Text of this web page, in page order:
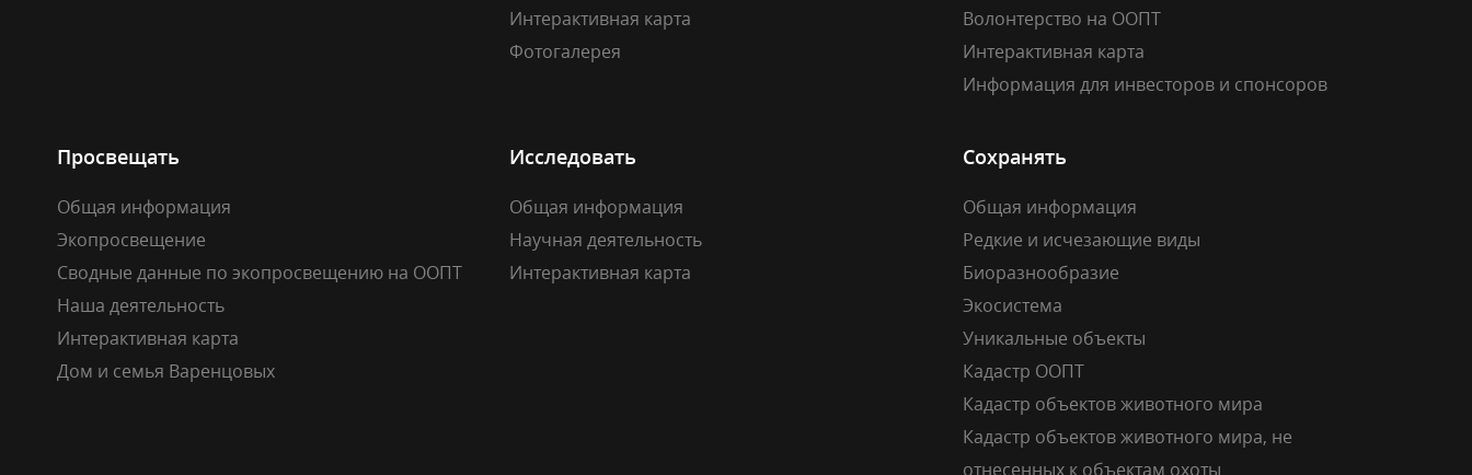
Интерактивная карта
Фотогалерея
Волонтерство на ООПТ
Интерактивная карта
Информация для инвесторов и спонсоров
Просвещать
Общая информация
Экопросвещение
Сводные данные по экопросвещению на ООПТ
Наша деятельность
Интерактивная карта
Дом и семья Варенцовых
Исследовать
Общая информация
Научная деятельность
Интерактивная карта
Сохранять
Общая информация
Редкие и исчезающие виды
Биоразнообразие
Экосистема
Уникальные объекты
Кадастр ООПТ
Кадастр объектов животного мира
Кадастр объектов животного мира, не
отнесенных к объектам охоты